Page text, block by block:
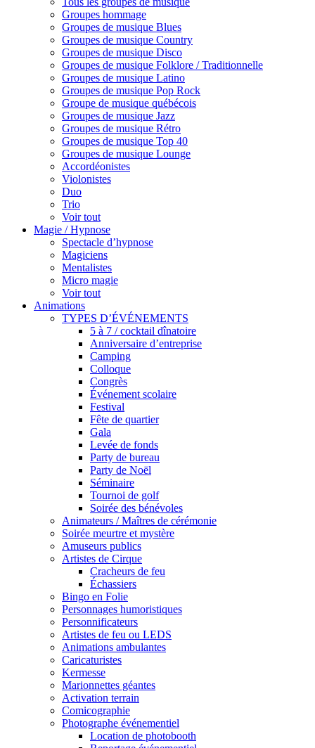
Groupes hommage
Groupes de musique Blues
Groupes de musique Country
Groupes de musique Disco
Groupes de musique Folklore / Traditionnelle
Groupes de musique Latino
Groupes de musique Pop Rock
Groupe de musique québécois
Groupes de musique Jazz
Groupes de musique Rétro
Groupes de musique Top 40
Groupes de musique Lounge
Accordéonistes
Violonistes
Duo
Trio
Voir tout
Magie / Hypnose
Spectacle d’hypnose
Magiciens
Mentalistes
Micro magie
Voir tout
Animations
TYPES D’ÉVÉNEMENTS
5 à 7 / cocktail dînatoire
Anniversaire d’entreprise
Camping
Colloque
Congrès
Événement scolaire
Festival
Fête de quartier
Gala
Levée de fonds
Party de bureau
Party de Noël
Séminaire
Tournoi de golf
Soirée des bénévoles
Animateurs / Maîtres de cérémonie
Soirée meurtre et mystère
Amuseurs publics
Artistes de Cirque
Cracheurs de feu
Échassiers
Bingo en Folie
Personnages humoristiques
Personnificateurs
Artistes de feu ou LEDS
Animations ambulantes
Caricaturistes
Kermesse
Marionnettes géantes
Activation terrain
Comicographie
Photographe événementiel
Location de photobooth